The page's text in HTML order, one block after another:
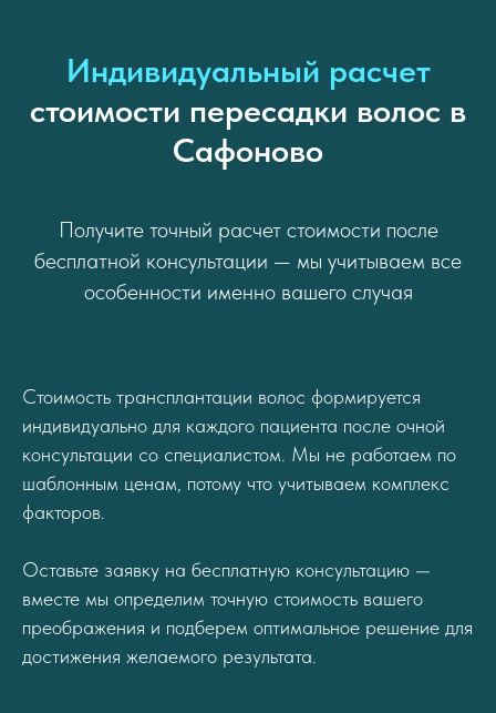
Индивидуальный расчет
стоимости пересадки волос в
Сафоново
Получите точный расчет стоимости после
бесплатной консультации — мы учитываем все
особенности именно вашего случая
Стоимость трансплантации волос формируется
индивидуально для каждого пациента после очной
консультации со специалистом. Мы не работаем по
шаблонным ценам, потому что учитываем комплекс
факторов.
Оставьте заявку на бесплатную консультацию —
вместе мы определим точную стоимость вашего
преображения и подберем оптимальное решение для
достижения желаемого результата.